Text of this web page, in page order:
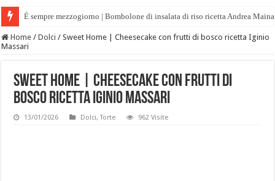
È sempre mezzogiorno | Bombolone di insalata di riso ricetta Andrea
Home / Dolci / Sweet Home | Cheesecake con frutti di bosco ricetta Iginio
Massari
Sweet Home | Cheesecake con frutti di
bosco ricetta Iginio Massari
13/01/2026 Dolci,Torte 962 Visite